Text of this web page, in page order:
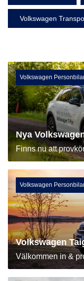
Volkswagen
Volkswagen
Nya
Finns nu att
Volkswagen
Volkswagen
Välkommen in &